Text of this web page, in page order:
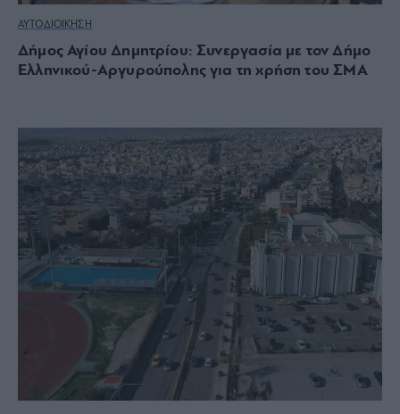
ΑΥΤΟΔΙΟΙΚΗΣΗ
Δήμος Αγίου Δημητρίου: Συνεργασία με τον Δήμο
Ελληνικού-Αργυρούπολης για τη χρήση του ΣΜΑ